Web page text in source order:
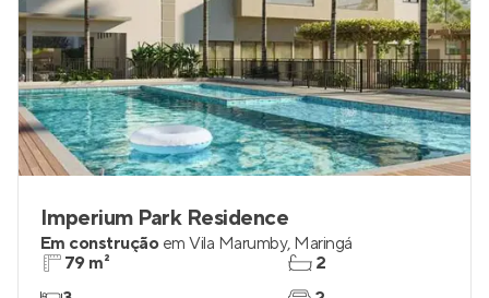
Imperium Park Residence
Em construção em Vila Marumby, Maringá
79 m²
2